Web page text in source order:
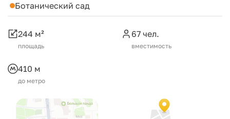
Ботанический сад
244 м²
площадь
67 чел.
вместимость
410 м
до метро